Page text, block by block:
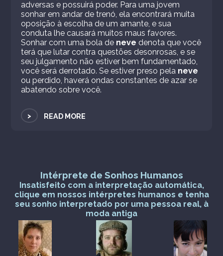
adversas e possuirá poder. Para uma jovem
sonhar em andar de trenó, ela encontrará muita
oposição à escolha de um amante, e sua
conduta lhe causará muitos maus favores.
Sonhar com uma bola de neve denota que você
terá que lutar contra questões desonrosas, e se
seu julgamento não estiver bem fundamentado,
você será derrotado. Se estiver preso pela neve
ou perdido, haverá ondas constantes de azar se
abatendo sobre você.
> READ MORE
Intérprete de Sonhos Humanos
Insatisfeito com a interpretação automática,
clique em nossos intérpretes humanos e tenha
seu sonho interpretado por uma pessoa real, à
moda antiga